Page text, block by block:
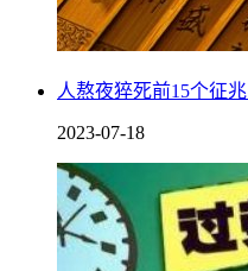
人熬夜猝死前15个征
2023-07-18